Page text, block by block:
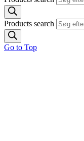
Products search
Go to Top